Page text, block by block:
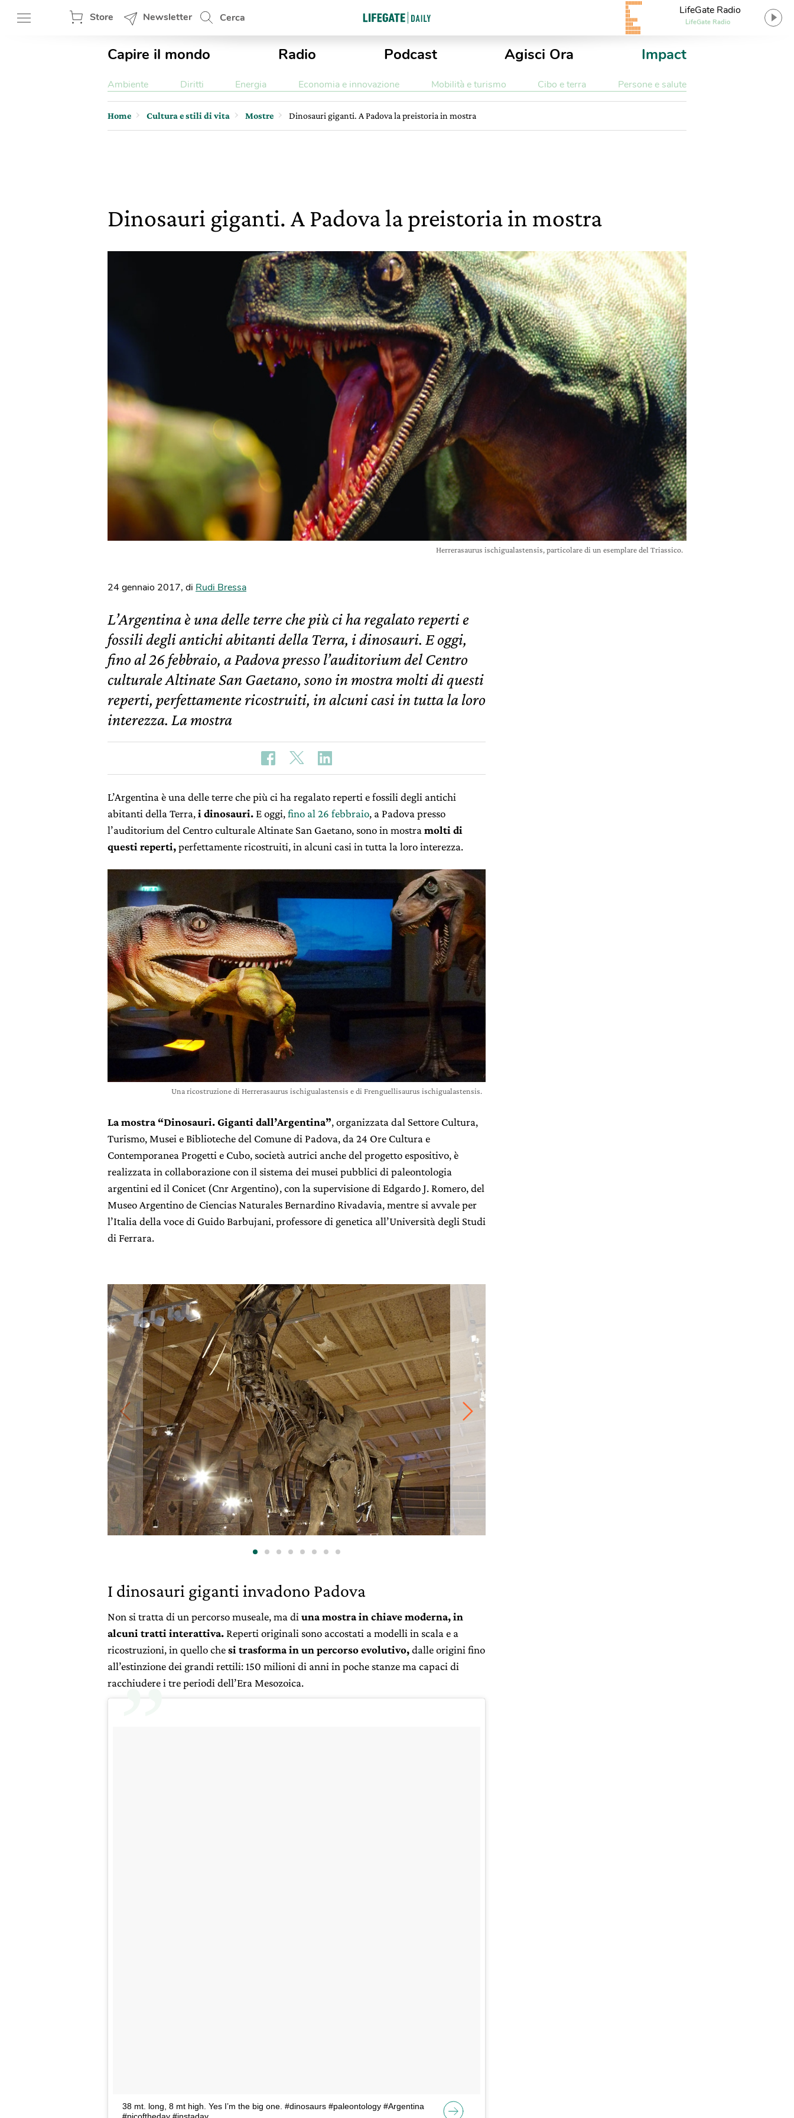
Store Newsletter Cerca
LifeGate Radio
LifeGate Radio
Capire il mondo Radio Podcast Agisci Ora Impact
Ambiente Diritti Energia Economia e innovazione Mobilità e turismo Cibo e terra Persone e salute
Home Cultura e stili di vita Mostre Dinosauri giganti. A Padova la preistoria in mostra
Dinosauri giganti. A Padova la preistoria in mostra
Herrerasaurus ischigualastensis, particolare di un esemplare del Triassico.
24 gennaio 2017, di Rudi Bressa
L’Argentina è una delle terre che più ci ha regalato reperti e
fossili degli antichi abitanti della Terra, i dinosauri. E oggi,
fino al 26 febbraio, a Padova presso l’auditorium del Centro
culturale Altinate San Gaetano, sono in mostra molti di questi
reperti, perfettamente ricostruiti, in alcuni casi in tutta la loro
interezza. La mostra
L’Argentina è una delle terre che più ci ha regalato reperti e fossili degli antichi
abitanti della Terra,i dinosauri. E oggi,fino al 26 febbraio, a Padova presso
l’auditorium del Centro culturale Altinate San Gaetano, sono in mostra molti di
questi reperti,perfettamente ricostruiti, in alcuni casi in tutta la loro interezza.
Una ricostruzione di Herrerasaurus ischigualastensis e di Frenguellisaurus ischigualastensis.
La mostra “Dinosauri. Giganti dall’Argentina”, organizzata dal Settore Cultura,
Turismo, Musei e Biblioteche del Comune di Padova, da 24 Ore Cultura e
Contemporanea Progetti e Cubo, società autrici anche del progetto espositivo, è
realizzata in collaborazione con il sistema dei musei pubblici di paleontologia
argentini ed il Conicet (Cnr Argentino), con la supervisione di Edgardo J. Romero, del
Museo Argentino de Ciencias Naturales Bernardino Rivadavia, mentre si avvale per
l’Italia della voce di Guido Barbujani, professore di genetica all’Università degli Studi
di Ferrara.
I dinosauri giganti invadono Padova
Non si tratta di un percorso museale, ma diuna mostra in chiave moderna, in
alcuni tratti interattiva. Reperti originali sono accostati a modelli in scala e a
ricostruzioni, in quello chesi trasforma in un percorso evolutivo,dalle origini fino
all’estinzione dei grandi rettili: 150 milioni di anni in poche stanze ma capaci di
racchiudere i tre periodi dell’Era Mesozoica.
38 mt. long, 8 mt high. Yes I’m the big one. #dinosaurs #paleontology #Argentina